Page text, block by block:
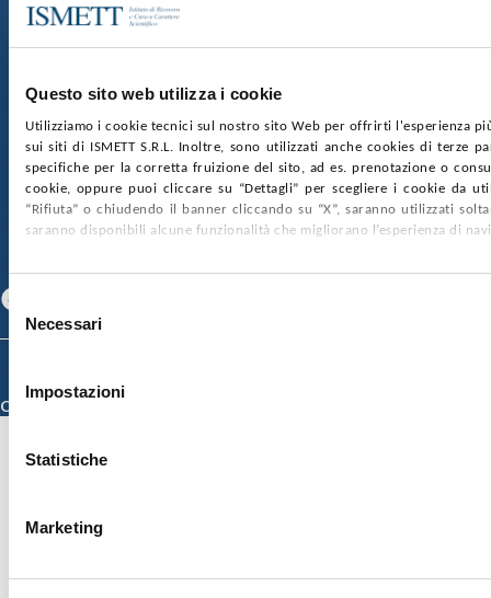
Questo sito web utilizza i cookie
Utilizziamo i cookie tecnici sul nostro sito Web per offrirti l'esperienza
sui siti di ISMETT S.R.L. Inoltre, sono utilizzati anche cookies di terze
specifiche per la corretta fruizione del sito, ad es. prenotazione o
cookie, oppure puoi cliccare su “Dettagli” per scegliere i cookie da
“Rifiuta” o chiudendo il banner cliccando su “X”, saranno utilizzati
saranno disponibili alcune funzionalità che migliorano l’esperienza di
Selezione
delNecessari
Impostazioni
Statistiche
Marketing
Via Discesa dei Giudici 4 90133 Palermo
nr. REA PA-201818 P.I. 04544550827
SOCIETÀ TRASPARENTE WHISTLEBLOWING
GARE E CONTRATTIPRIVACYCOOKIE POLICY
SOSTIENICIMAPPA DEL SITOACCESSIBILITÀ
CONTATTI
Specializzazione)
Credits